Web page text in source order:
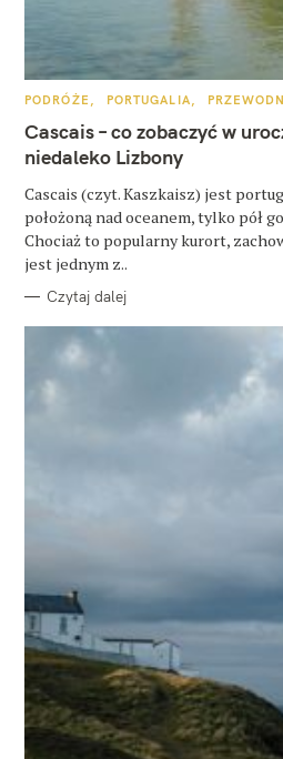
K
T
E
G
O
I
E
PODRÓŻE PORTUGALIA
Cascais – co zobaczyć w
niedaleko Lizbony
Cascais (czyt. Kaszkaisz) jest
położoną nad oceanem, tylko pół
Chociaż to popularny kurort,
jest jednym z..
Czytaj dalej
a
j
: